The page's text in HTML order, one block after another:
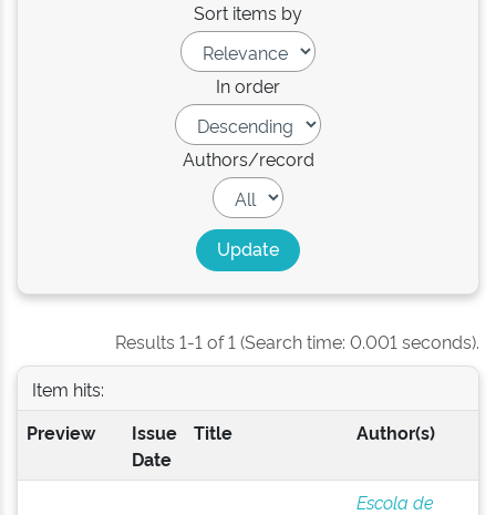
Sort items by
In order
Authors/record
Results 1-1 of 1 (Search time: 0.001 seconds).
Item hits:
Preview
Issue
Date
Title Author(s)
Escola de